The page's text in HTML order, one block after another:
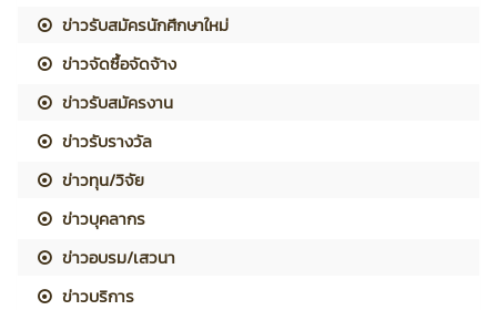
ข่าวรับสมัครนักศึกษาใหม่
ข่าวจัดซื้อจัดจ้าง
ข่าวรับสมัครงาน
ข่าวรับรางวัล
ข่าวทุน/วิจัย
ข่าวบุคลากร
ข่าวอบรม/เสวนา
ข่าวบริการ